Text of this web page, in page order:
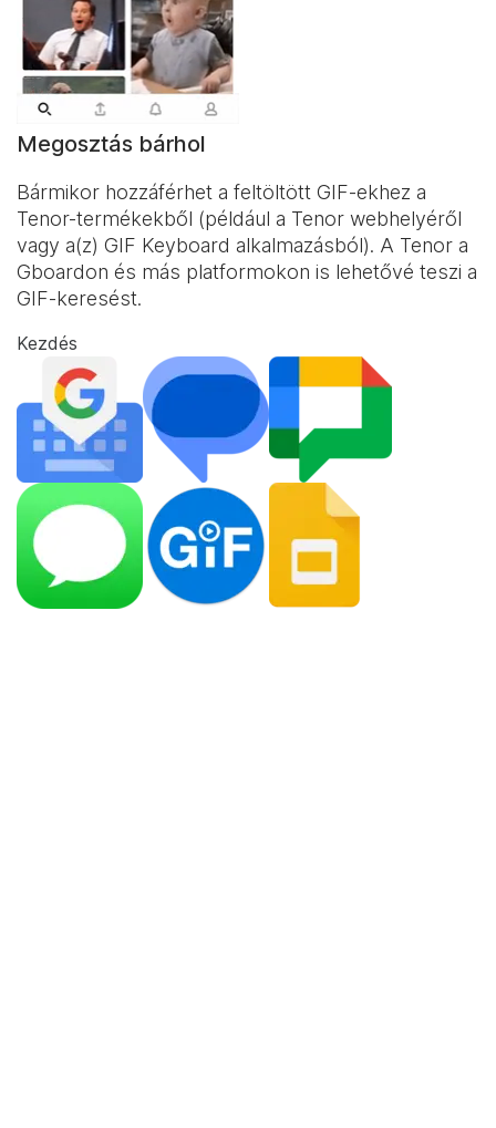
Megosztás bárhol
Bármikor hozzáférhet a feltöltött GIF-ekhez a
Tenor-termékekből (például a Tenor webhelyéről
vagy a(z) GIF Keyboard alkalmazásból). A Tenor a
Gboardon és más platformokon is lehetővé teszi a
GIF-keresést.
Kezdés